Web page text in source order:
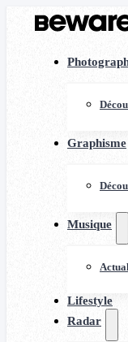
Graphisme
Musique
Lifestyle
Radar